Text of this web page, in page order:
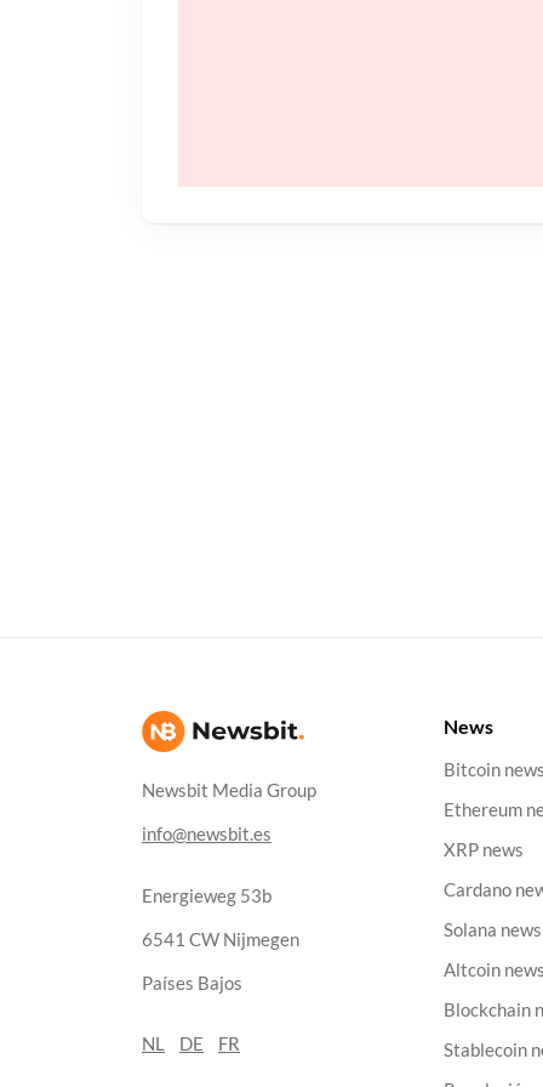
Newsbit Media Group
info@newsbit.es
Energieweg 53b
6541 CW Nijmegen
Países Bajos
NL DE FR
News
Bitcoin news
Ethereum
XRP news
Cardano
Solana news
Altcoin news
Blockchain
Stablecoin